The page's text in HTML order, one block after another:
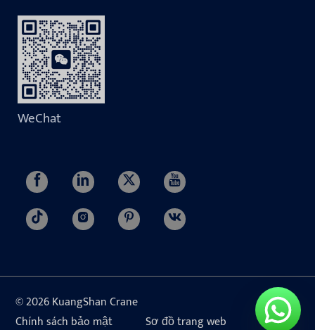
WeChat
© 2026 KuangShan Crane
Chính sách bảo mật
Sơ đồ trang web